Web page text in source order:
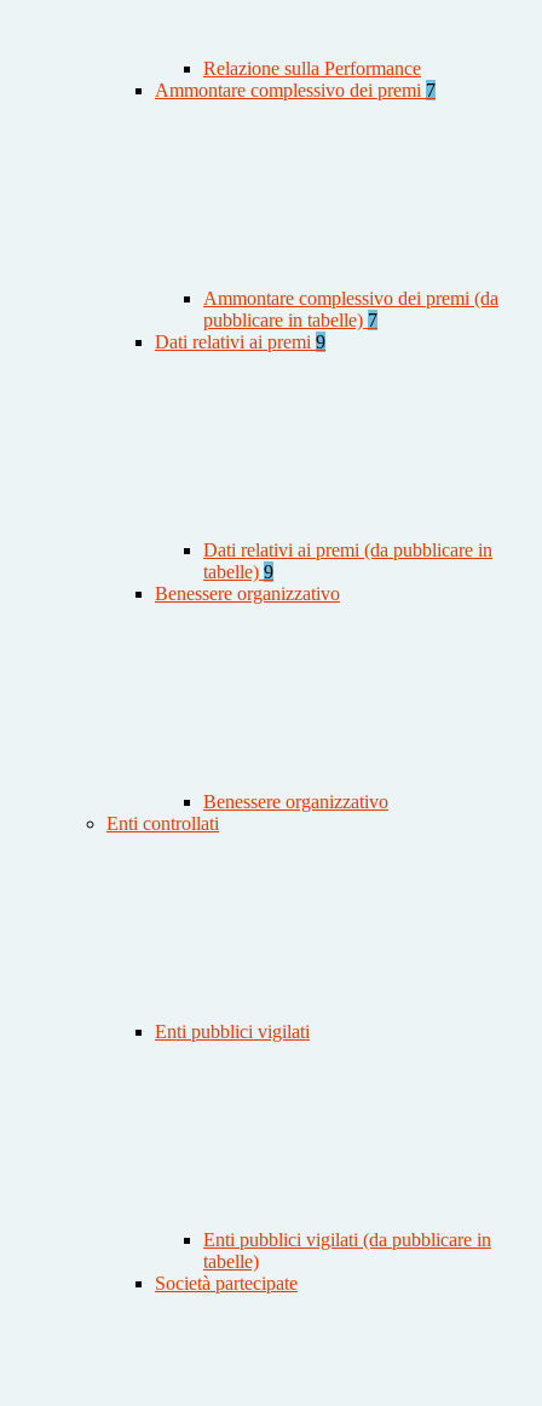
Relazione sulla Performance
Ammontare complessivo dei premi 7
Ammontare complessivo dei premi (da
pubblicare in tabelle) 7
Dati relativi ai premi 9
Dati relativi ai premi (da pubblicare in
tabelle) 9
Benessere organizzativo
Benessere organizzativo
Enti controllati
Enti pubblici vigilati
Enti pubblici vigilati (da pubblicare in
tabelle)
Società partecipate